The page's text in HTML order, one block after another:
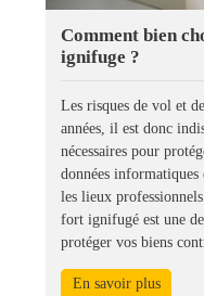
Comment bien
ignifuge ?
Les risques de vol et
années, il est donc
nécessaires pour
données informatiques
les lieux
fort ignifugé est une
protéger vos biens
En savoir plus